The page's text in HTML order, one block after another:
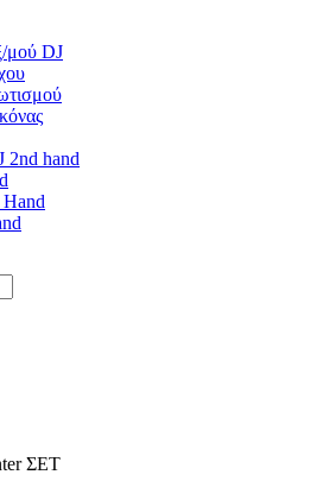
μού DJ
2nd hand
ΣΕΤ